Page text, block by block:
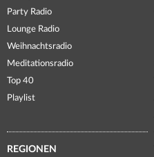
Party Radio
Lounge Radio
Weihnachtsradio
Meditationsradio
Top 40
Playlist
REGIONEN